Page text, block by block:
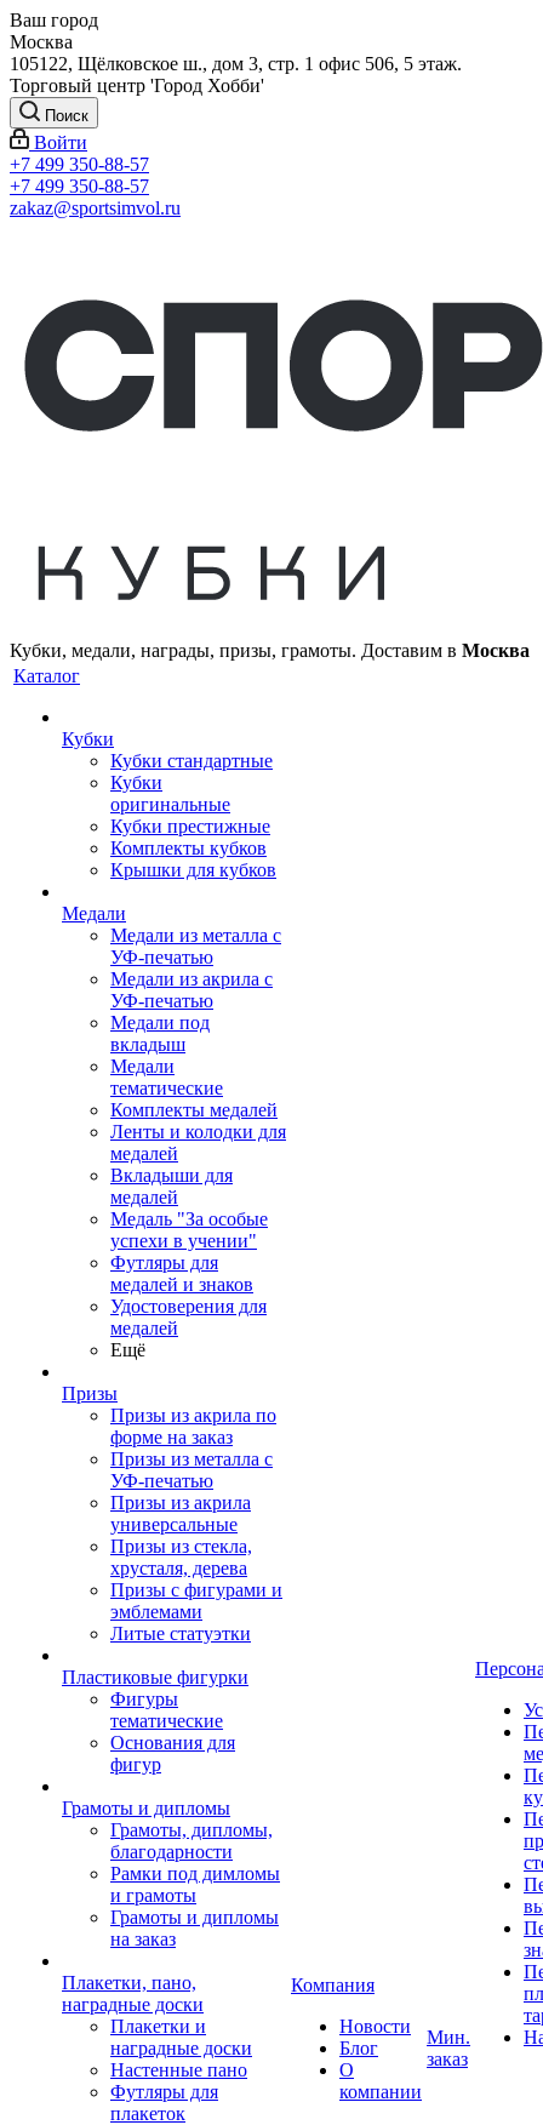
Ваш город
Москва
105122, Щёлковское ш., дом 3, стр. 1 офис 506, 5 этаж.
Торговый центр 'Город Хобби'
Поиск
Войти
+7 499 350-88-57
+7 499 350-88-57
zakaz@sportsimvol.ru
Кубки, медали, награды, призы, грамоты. Доставим в Москва
Каталог
Кубки
Кубки стандартные
Кубки
оригинальные
Кубки престижные
Комплекты кубков
Крышки для кубков
Медали
Медали из металла с
УФ-печатью
Медали из акрила с
УФ-печатью
Медали под
вкладыш
Медали
тематические
Комплекты медалей
Ленты и колодки для
медалей
Вкладыши для
медалей
Медаль "За особые
успехи в учении"
Футляры для
медалей и знаков
Удостоверения для
медалей
Ещё
Призы
Призы из акрила по
форме на заказ
Призы из металла с
УФ-печатью
Призы из акрила
универсальные
Призы из стекла,
хрусталя, дерева
Призы с фигурами и
эмблемами
Литые статуэтки
Пластиковые фигурки
Фигуры
тематические
Основания для
фигур
Грамоты и дипломы
Грамоты, дипломы,
благодарности
Рамки под димломы
и грамоты
Грамоты и дипломы
на заказ
Плакетки, пано,
наградные доски
Плакетки и
наградные доски
Настенные пано
Футляры для
плакеток
Компания
Новости
Блог
О
компании
Мин.
заказ